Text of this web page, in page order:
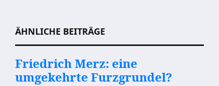
ÄHNLICHE BEITRÄGE
Friedrich Merz: eine
umgekehrte Furzgrundel?